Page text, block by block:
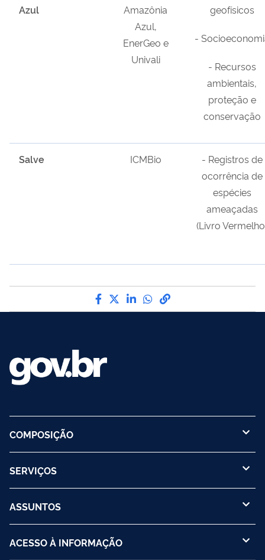
Azul
Amazônia
Azul,
EnerGeo e
Univali
geofísicos
-
- Recursos
ambientais,
proteção e
conservação
Salve ICMBio
- Registros de
ocorrência de
espécies
ameaçadas
(Livro
Compartilhe por Facebook
Compartilhe por Twitter
Compartilhe por
Compartilhe por
link para Copiar
COMPOSIÇÃO
SERVIÇOS
ASSUNTOS
ACESSO À INFORMAÇÃO